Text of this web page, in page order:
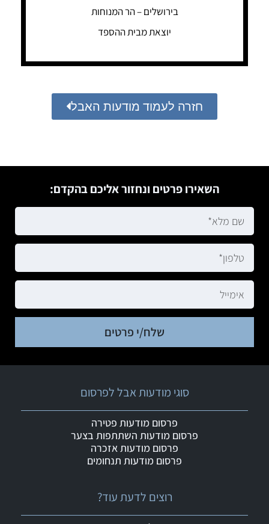
בירושלים – הר המנוחות
יוצאת מבית ההספד
חזרה לעמוד מודעות האבל
השאירו פרטים ונחזור אליכם בהקדם:
שלח/י פרטים
רוצים לדעת עוד?
סוגי מודעות אבל לפרסום
פרסום מודעות פטירה
פרסום מודעות השתתפות בצער
פרסום מודעות אזכרה
פרסום מודעות תנחומים